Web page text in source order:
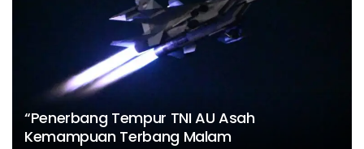
“Penerbang Tempur TNI AU Asah
Kemampuan Terbang Malam